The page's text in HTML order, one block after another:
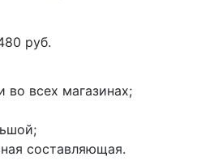
руб.
во всех магазинах;
составляющая.